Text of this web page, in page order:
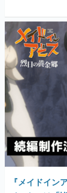
『メイドイン